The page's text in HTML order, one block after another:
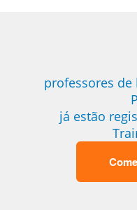
professores de
já estão